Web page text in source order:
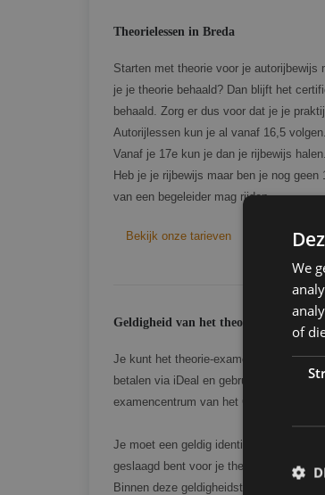
Theorielessen in Breda
Starten met theorie voor je autorijbewijs
je je theorie behaald? Dan blijft het
behaald. Zorg er dus voor dat je je
Autorijlessen kun je al vanaf 16,5
Vanaf je 17e kun je dan je rijbewijs halen.
Heb je je rijbewijs maar ben je nog
van een begeleider mag rijden.
Bekijk onze tarieven
Geldigheid van het theorie examen
Je kunt het theorie-examen zelf
betalen via iDeal en gebruik maken van
examencentrum van het CBR in Breda
Je moet een geldig identiteitsbewijs
geslaagd bent voor je theorie examen
Binnen deze geldigheidstermijn van je
We
of